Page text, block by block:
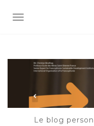
AFFICHER/
Le blog